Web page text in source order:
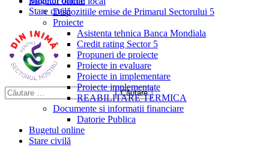
Stare civilăDispozitiile emise de Primarul Sectorului 5
Proiecte
Asistenta tehnica Banca Mondiala
Credit rating Sector 5
Propuneri de proiecte
Proiecte in evaluare
Proiecte in implementare
Proiecte implementate
REABILITARE TERMICA
Documente si informatii financiare
Datorie Publica
Bugetul online
Stare civilă